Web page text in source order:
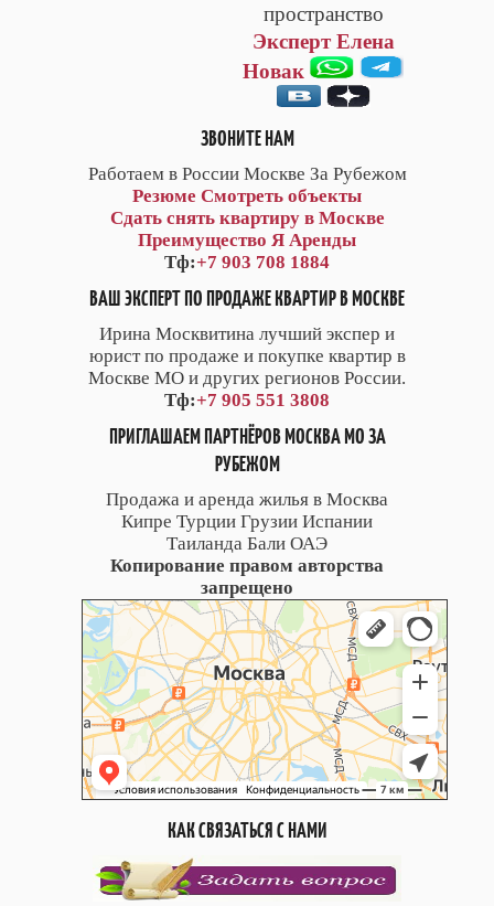
пространство
Эксперт Елена
Новак
ЗВОНИТЕ НАМ
Работаем в России Москве За Рубежом
Резюме Смотреть объекты
Сдать снять квартиру в Москве
Преимущество Я Аренды
Тф:+7 903 708 1884
ВАШ ЭКСПЕРТ ПО ПРОДАЖЕ КВАРТИР В МОСКВЕ
Ирина Москвитина лучший экспер и
юрист по продаже и покупке квартир в
Москве МО и других регионов России.
Тф:+7 905 551 3808
ПРИГЛАШАЕМ ПАРТНЁРОВ МОСКВА МО ЗА
РУБЕЖОМ
Продажа и аренда жилья в Москва
Кипре Турции Грузии Испании
Таиланда Бали ОАЭ
Копирование правом авторства
запрещено
КАК СВЯЗАТЬСЯ С НАМИ